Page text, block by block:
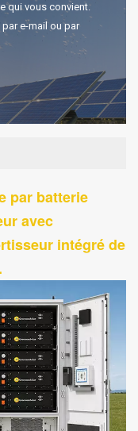
qui vous convient.
e-mail ou par
par batterie
avec
intégré de